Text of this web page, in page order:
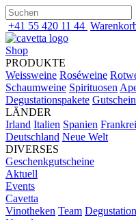
+41 55 420 11 44
Shop
PRODUKTE
Weissweine Roséweine
Schaumweine Spirituosen
Degustationspakete
LÄNDER
Irland Italien Spanien
Deutschland Neue Welt
DIVERSES
Geschenkgutscheine
Aktuell
Events
Cavetta
Vinotheken Team